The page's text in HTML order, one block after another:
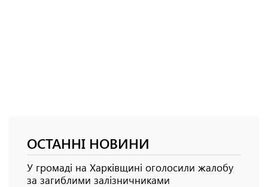
ОСТАННІ НОВИНИ
У громаді на Харківщині оголосили жалобу
за загиблими залізничниками